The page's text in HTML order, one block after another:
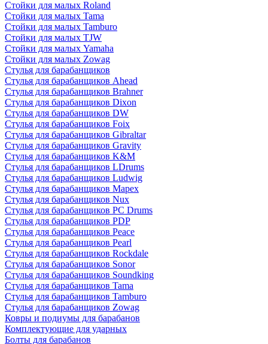
Стойки для малых Roland
Стойки для малых Tama
Стойки для малых Tamburo
Стойки для малых TJW
Стойки для малых Yamaha
Стойки для малых Zowag
Стулья для барабанщиков
Стулья для барабанщиков Ahead
Стулья для барабанщиков Brahner
Стулья для барабанщиков Dixon
Стулья для барабанщиков DW
Стулья для барабанщиков Foix
Стулья для барабанщиков Gibraltar
Стулья для барабанщиков Gravity
Стулья для барабанщиков K&M
Стулья для барабанщиков LDrums
Стулья для барабанщиков Ludwig
Стулья для барабанщиков Mapex
Стулья для барабанщиков Nux
Стулья для барабанщиков PC Drums
Стулья для барабанщиков PDP
Стулья для барабанщиков Peace
Стулья для барабанщиков Pearl
Стулья для барабанщиков Rockdale
Стулья для барабанщиков Sonor
Стулья для барабанщиков Soundking
Стулья для барабанщиков Tama
Стулья для барабанщиков Tamburo
Стулья для барабанщиков Zowag
Ковры и подиумы для барабанов
Комплектующие для ударных
Болты для барабанов